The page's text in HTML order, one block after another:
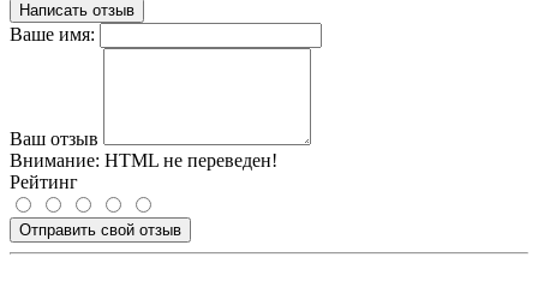
Написать отзыв
Ваше имя:
Ваш отзыв
Внимание: HTML не переведен!
Рейтинг
Отправить свой отзыв